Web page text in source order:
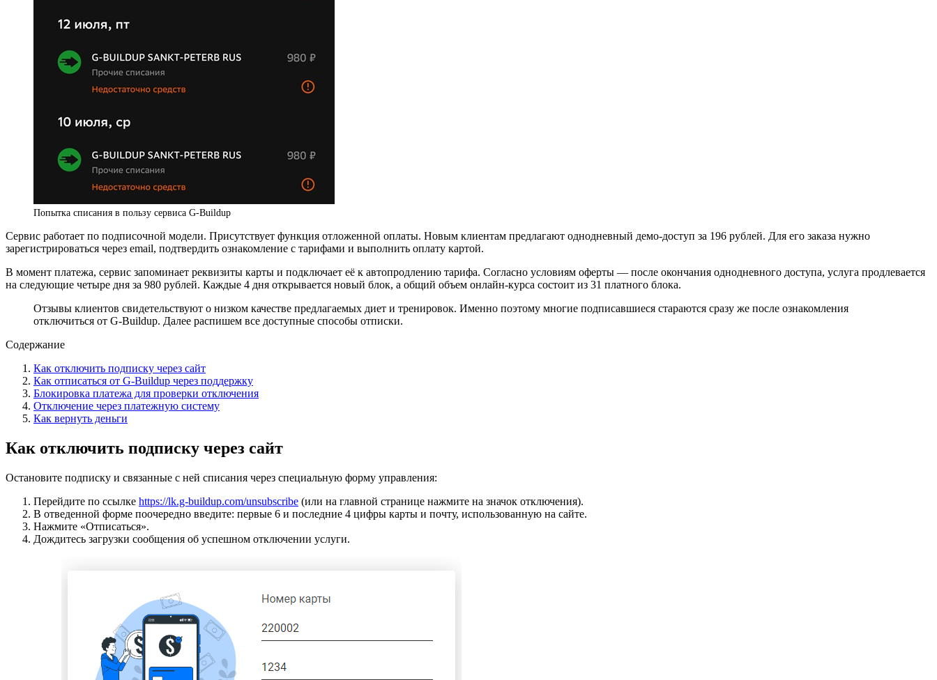
Попытка списания в пользу сервиса G-Buildup
Сервис работает по подписочной модели. Присутствует функция отложенной оплаты. Новым клиентам предлагают однодневный демо-доступ за 196 рублей. Для его заказа нужно
зарегистрироваться через email, подтвердить ознакомление с тарифами и выполнить оплату картой.
В момент платежа, сервис запоминает реквизиты карты и подключает её к автопродлению тарифа. Согласно условиям оферты — после окончания однодневного доступа, услуга продлевается
на следующие четыре дня за 980 рублей. Каждые 4 дня открывается новый блок, а общий объем онлайн-курса состоит из 31 платного блока.
Отзывы клиентов свидетельствуют о низком качестве предлагаемых диет и тренировок. Именно поэтому многие подписавшиеся стараются сразу же после ознакомления
отключиться от G-Buildup. Далее распишем все доступные способы отписки.
Содержание
Как отключить подписку через сайт
Как отписаться от G-Buildup через поддержку
Блокировка платежа для проверки отключения
Отключение через платежную систему
Как вернуть деньги
Как отключить подписку через сайт
Остановите подписку и связанные с ней списания через специальную форму управления:
Перейдите по ссылке https://lk.g-buildup.com/unsubscribe (или на главной странице нажмите на значок отключения).
В отведенной форме поочередно введите: первые 6 и последние 4 цифры карты и почту, использованную на сайте.
Нажмите «Отписаться».
Дождитесь загрузки сообщения об успешном отключении услуги.